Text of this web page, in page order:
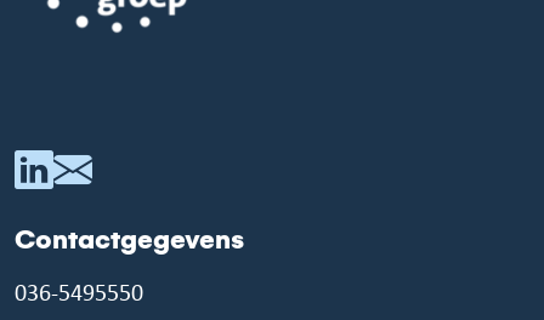
Contactgegevens
036-5495550